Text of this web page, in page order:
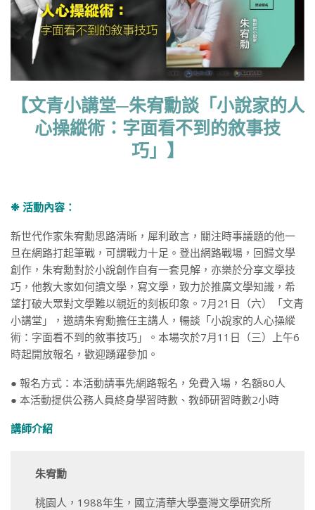
【文青小講堂─朱宥勳談「小說家的人
心操縱術：字面看不到的敘事技
巧」】
❉ 活動內容：
新世代作家朱宥勳思路清晰，犀利敢言，關注時事議題的他一
旦在網路打起筆戰，可謂戰力十足。登出網路戰場，回歸文學
創作，朱宥勳對於小說創作自有一套見解，亦樂於分享文學技
巧，他教大家如何讀文學，寫文學，致力於推廣文學知識，希
望打破大眾對文學難以親近的刻板印象。7月21日（六）「文青
小講堂」，邀請朱宥勳擔任主講人，暢談「小說家的人心操縱
術：字面看不到的敘事技巧」。本場次於7月11日（三）上午6
時起開放報名，歡迎踴躍參加。
● 報名方式：本活動請事先網路報名，免費入場，名額80人
● 本活動提供公務人員終身學習時數、教師研習時數2小時
講師介紹
朱宥勳
桃園人，1988年生，國立清華大學臺灣文學研究所